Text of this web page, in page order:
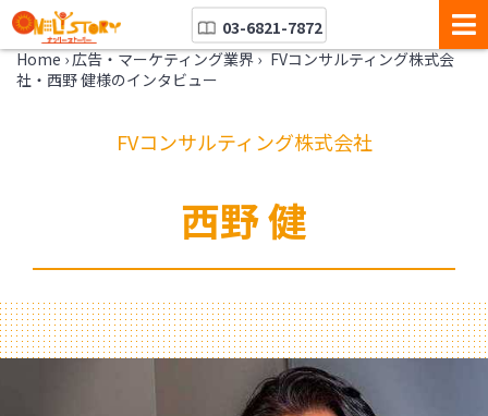
03-6821-7872
Home ›広告・マーケティング業界 › FVコンサルティング株式会
社・西野 健様のインタビュー
FVコンサルティング株式会社
西野 健